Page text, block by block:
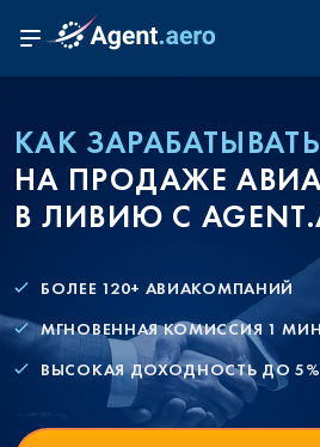
КАК ЗАРАБАТЫВАТЬ
НА ПРОДАЖЕ
В ЛИВИЮ С
БОЛЕЕ 120+ АВИАКОМПАНИЙ
МГНОВЕННАЯ КОМИССИЯ 1
ВЫСОКАЯ ДОХОДНОСТЬ ДО 5%